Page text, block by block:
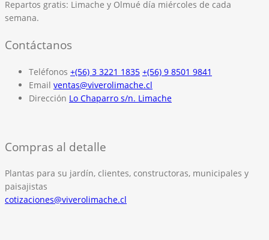
Repartos gratis: Limache y Olmué día miércoles de cada
semana.
Contáctanos
Teléfonos +(56) 3 3221 1835 +(56) 9 8501 9841
Email ventas@viverolimache.cl
Dirección Lo Chaparro s/n. Limache
Compras al detalle
Plantas para su jardín, clientes, constructoras, municipales y
paisajistas
cotizaciones@viverolimache.cl